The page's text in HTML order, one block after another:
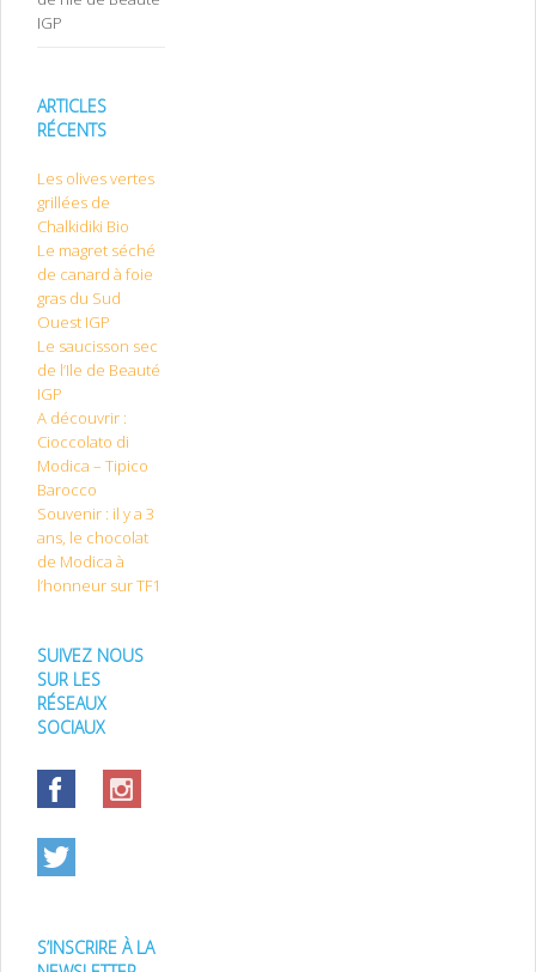
IGP
ARTICLES
RÉCENTS
Les olives vertes
grillées de
Chalkidiki Bio
Le magret séché
de canard à foie
gras du Sud
Ouest IGP
Le saucisson sec
de l’Ile de Beauté
IGP
A découvrir :
Cioccolato di
Modica – Tipico
Barocco
Souvenir : il y a 3
ans, le chocolat
de Modica à
l’honneur sur TF1
SUIVEZ NOUS
SUR LES
RÉSEAUX
SOCIAUX
S’INSCRIRE À LA